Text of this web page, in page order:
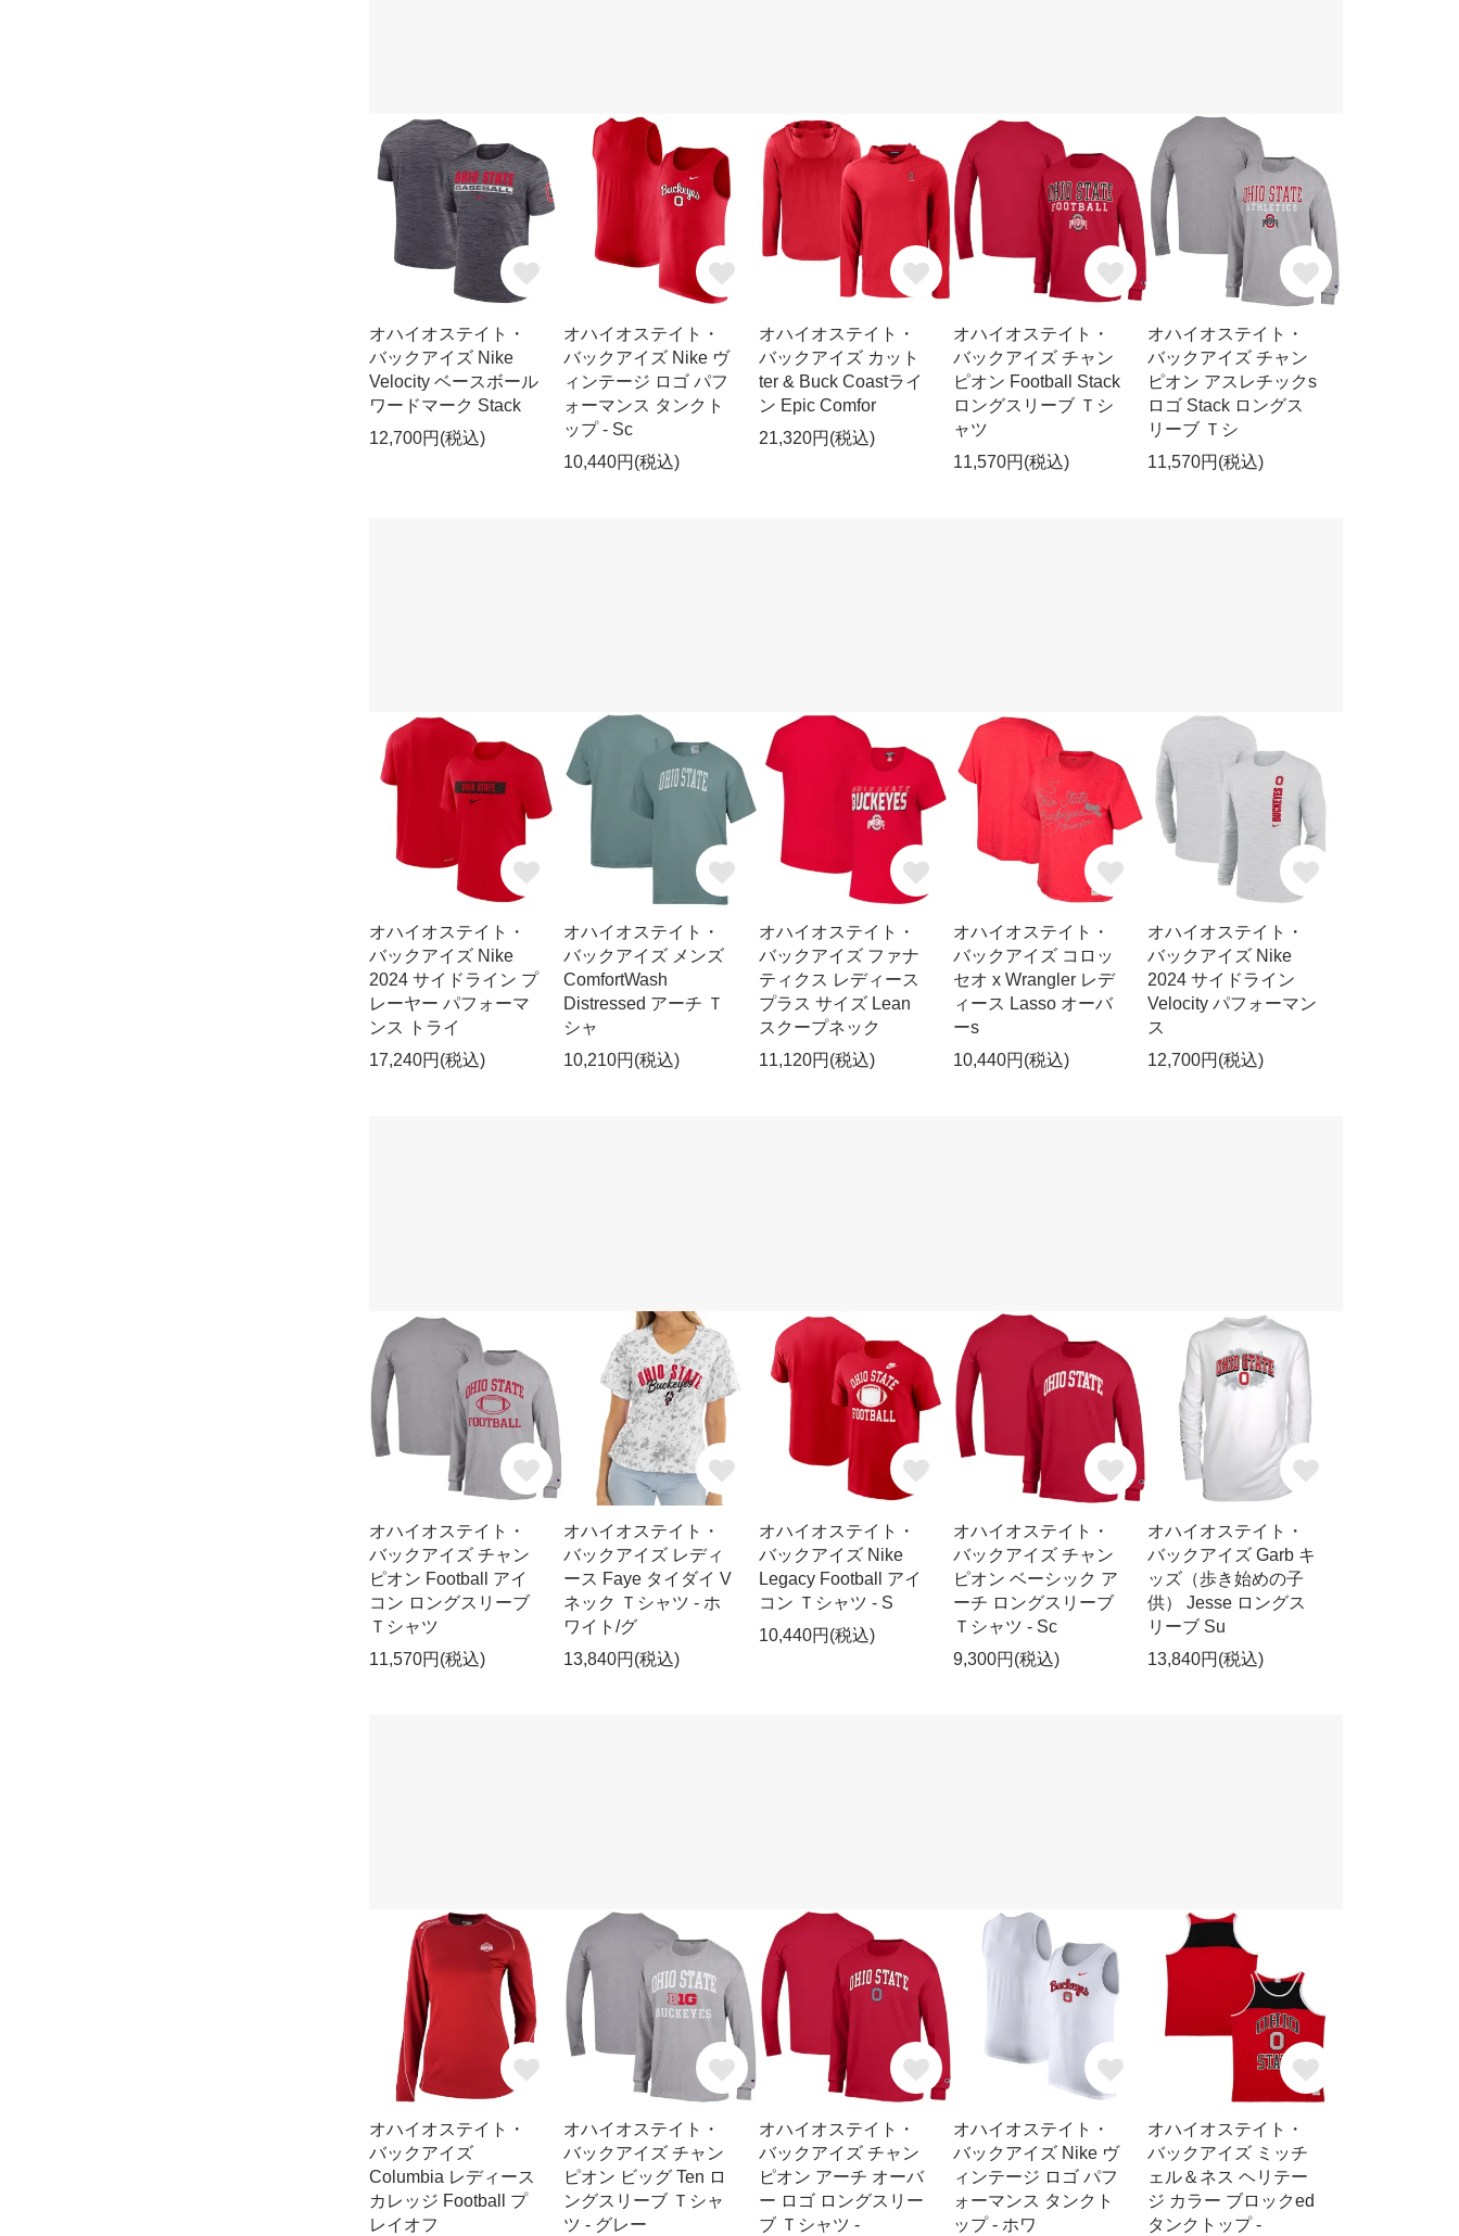
オハイオステイト・
バックアイズ Nike
Velocity ベースボール
ワードマーク Stack
12,700円(税込)
オハイオステイト・
バックアイズ Nike ヴ
ィンテージ ロゴ パフ
ォーマンス タンクト
ップ - Sc
10,440円(税込)
オハイオステイト・
バックアイズ カット
ter & Buck Coastライ
ン Epic Comfor
21,320円(税込)
オハイオステイト・
バックアイズ チャン
ピオン Football Stack
ロングスリーブ Ｔシ
ャツ
11,570円(税込)
オハイオステイト・
バックアイズ チャン
ピオン アスレチックs
ロゴ Stack ロングス
リーブ Ｔシ
11,570円(税込)
オハイオステイト・
バックアイズ Nike
2024 サイドライン プ
レーヤー パフォーマ
ンス トライ
17,240円(税込)
オハイオステイト・
バックアイズ メンズ
ComfortWash
Distressed アーチ Ｔ
シャ
10,210円(税込)
オハイオステイト・
バックアイズ ファナ
ティクス レディース
プラス サイズ Lean
スクープネック
11,120円(税込)
オハイオステイト・
バックアイズ コロッ
セオ x Wrangler レデ
ィース Lasso オーバ
ーs
10,440円(税込)
オハイオステイト・
バックアイズ Nike
2024 サイドライン
Velocity パフォーマン
ス
12,700円(税込)
オハイオステイト・
バックアイズ チャン
ピオン Football アイ
コン ロングスリーブ
Ｔシャツ
11,570円(税込)
オハイオステイト・
バックアイズ レディ
ース Faye タイダイ V
ネック Ｔシャツ - ホ
ワイト/グ
13,840円(税込)
オハイオステイト・
バックアイズ Nike
Legacy Football アイ
コン Ｔシャツ - S
10,440円(税込)
オハイオステイト・
バックアイズ チャン
ピオン ベーシック ア
ーチ ロングスリーブ
Ｔシャツ - Sc
9,300円(税込)
オハイオステイト・
バックアイズ Garb キ
ッズ（歩き始めの子
供） Jesse ロングス
リーブ Su
13,840円(税込)
オハイオステイト・
バックアイズ
Columbia レディース
カレッジ Football プ
レイオフ
オハイオステイト・
バックアイズ チャン
ピオン ビッグ Ten ロ
ングスリーブ Ｔシャ
ツ - グレー
オハイオステイト・
バックアイズ チャン
ピオン アーチ オーバ
ー ロゴ ロングスリー
ブ Ｔシャツ -
オハイオステイト・
バックアイズ Nike ヴ
ィンテージ ロゴ パフ
ォーマンス タンクト
ップ - ホワ
オハイオステイト・
バックアイズ ミッチ
ェル＆ネス ヘリテー
ジ カラー ブロックed
タンクトップ -